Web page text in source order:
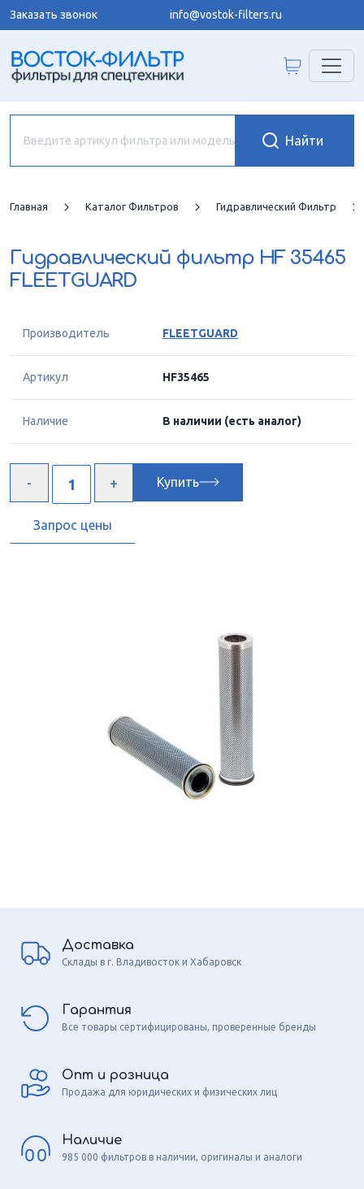
Заказать звонок info@vostok-filters.ru
Главная Каталог Фильтров Гидравлический Фильтр
Гидравлический фильтр HF 35465
FLEETGUARD
Производитель FLEETGUARD
Артикул HF35465
Наличие В наличии (есть аналог)
Купить
Запрос цены
Доставка
Склады в г. Владивосток и Хабаровск
Гарантия
Все товары сертифицированы, проверенные бренды
Опт и розница
Продажа для юридических и физических лиц
Наличие
985 000 фильтров в наличии, оригиналы и аналоги